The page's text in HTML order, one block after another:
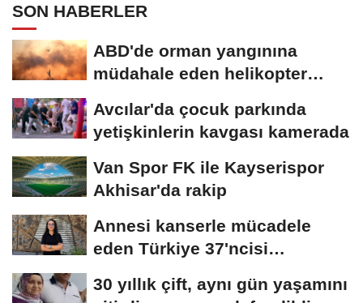
SON HABERLER
ABD'de orman yangınına
müdahale eden helikopter
Avcılar'da çocuk parkında
yetişkinlerin kavgası kamerada
Van Spor FK ile Kayserispor
Akhisar'da rakip
Annesi kanserle mücadele
eden Türkiye 37'ncisi
30 yıllık çift, aynı gün yaşamını